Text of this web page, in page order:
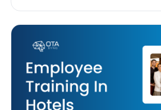
ugostiteljstvu. Suvremeni
obične sobe i kupaonice […]